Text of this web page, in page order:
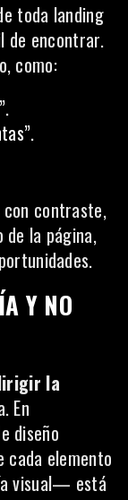
toda landing
de encontrar.
como:
con contraste,
la página,
Y NO
la
En
diseño
cada elemento
visual— está